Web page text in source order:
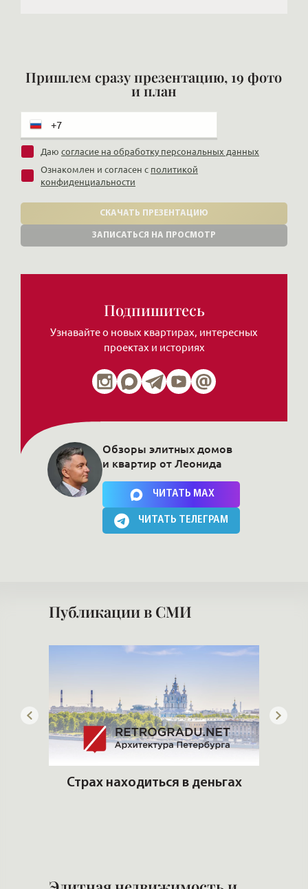
Пришлем сразу презентацию, 19 фото
и план
Даю согласие на обработку персональных данных
Ознакомлен и согласен с политикой
конфиденциальности
СКАЧАТЬ ПРЕЗЕНТАЦИЮ
ЗАПИСАТЬСЯ НА ПРОСМОТР
Подпишитесь
Узнавайте о новых квартирах, интересных
проектах и историях
Нажимая на кнопку, Вы соглашаетесь c политикой сайта
Обзоры элитных домов
и квартир от Леонида
ЧИТАТЬ MAX
ЧИТАТЬ ТЕЛЕГРАМ
Публикации в СМИ
Страх находиться в деньгах